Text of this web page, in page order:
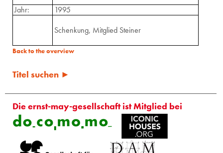
Jahr:
1995
Schenkung, Mitglied Steiner
Back to the overview
Titel suchen ►
Die ernst-may-gesellschaft ist Mitglied bei